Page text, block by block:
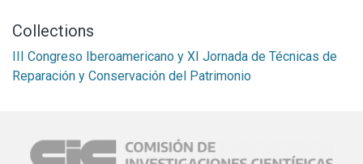
Collections
III Congreso Iberoamericano y XI Jornada de Técnicas de
Reparación y Conservación del Patrimonio